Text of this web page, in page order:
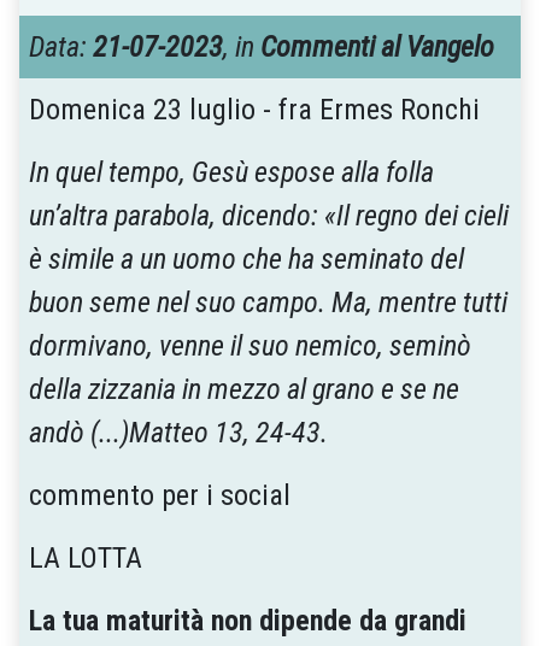
Data: 21-07-2023, in Commenti al Vangelo
Domenica 23 luglio - fra Ermes Ronchi
In quel tempo, Gesù espose alla folla
un’altra parabola, dicendo: «Il regno dei cieli
è simile a un uomo che ha seminato del
buon seme nel suo campo. Ma, mentre tutti
dormivano, venne il suo nemico, seminò
della zizzania in mezzo al grano e se ne
andò (...)Matteo 13, 24-43.
commento per i social
LA LOTTA
La tua maturità non dipende da grandi